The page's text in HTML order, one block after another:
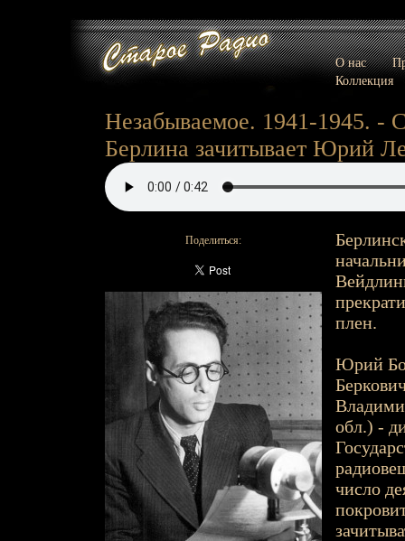
О нас
Коллекция
Незабываемое. 1941-1945. -
Берлина зачитывает Юрий
Поделиться:
плен.
Юрий
обл.) -
число